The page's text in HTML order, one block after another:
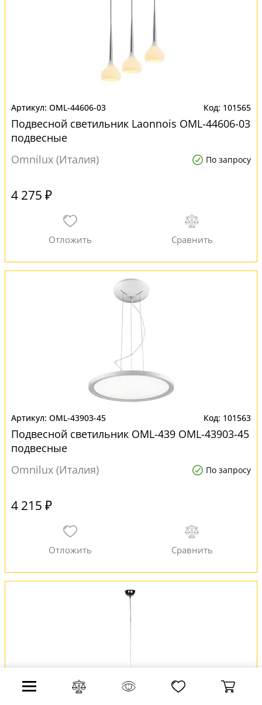
OML-44606-03 101565
Подвесной светильник Laonnois OML-44606-03
подвесные
Omnilux (Италия)
По запросу
4 275 ₽
OML-43903-45 101563
Подвесной светильник OML-439 OML-43903-45
подвесные
Omnilux (Италия)
По запросу
4 215 ₽